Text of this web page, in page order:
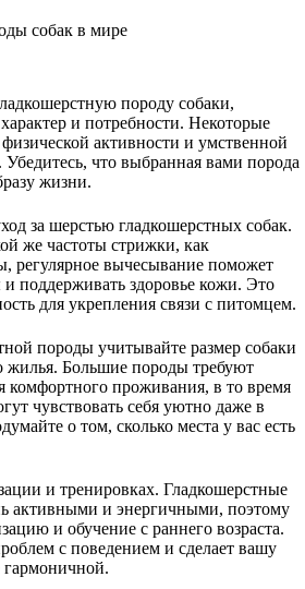
собак в мире
породу собаки,
и потребности. Некоторые
активности и умственной
что выбранная вами порода
жизни.
за шерстью гладкошерстных собак.
же частоты стрижки, как
регулярное вычесывание поможет
поддерживать здоровье кожи. Это
для укрепления связи с питомцем.
породы учитывайте размер собаки
жилья. Большие породы требуют
комфортного проживания, в то время
чувствовать себя уютно даже в
о том, сколько места у вас есть
и тренировках. Гладкошерстные
активными и энергичными, поэтому
и обучение с раннего возраста.
с поведением и сделает вашу